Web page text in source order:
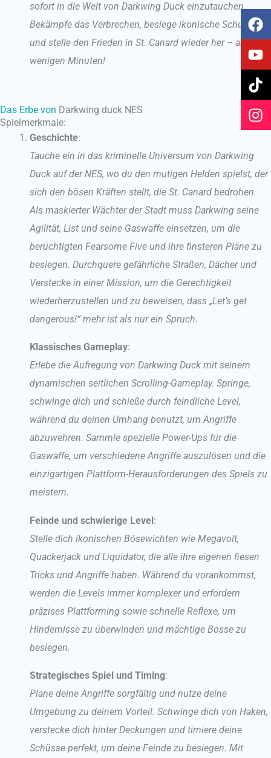
sofort in die Welt von Darkwing Duck einzutauchen.
Bekämpfe das Verbrechen, besiege ikonische Schurken
und stelle den Frieden in St. Canard wieder her – alles in
wenigen Minuten!
Das Erbe von Darkwing duck NES
Spielmerkmale:
Geschichte:
Tauche ein in das kriminelle Universum von Darkwing
Duck auf der NES, wo du den mutigen Helden spielst, der
sich den bösen Kräften stellt, die St. Canard bedrohen.
Als maskierter Wächter der Stadt muss Darkwing seine
Agilität, List und seine Gaswaffe einsetzen, um die
berüchtigten Fearsome Five und ihre finsteren Pläne zu
besiegen. Durchquere gefährliche Straßen, Dächer und
Verstecke in einer Mission, um die Gerechtigkeit
wiederherzustellen und zu beweisen, dass „Let’s get
dangerous!“ mehr ist als nur ein Spruch.
Klassisches Gameplay:
Erlebe die Aufregung von Darkwing Duck mit seinem
dynamischen seitlichen Scrolling-Gameplay. Springe,
schwinge dich und schieße durch feindliche Level,
während du deinen Umhang benutzt, um Angriffe
abzuwehren. Sammle spezielle Power-Ups für die
Gaswaffe, um verschiedene Angriffe auszulösen und die
einzigartigen Plattform-Herausforderungen des Spiels zu
meistern.
Feinde und schwierige Level:
Stelle dich ikonischen Bösewichten wie Megavolt,
Quackerjack und Liquidator, die alle ihre eigenen fiesen
Tricks und Angriffe haben. Während du vorankommst,
werden die Levels immer komplexer und erfordern
präzises Plattforming sowie schnelle Reflexe, um
Hindernisse zu überwinden und mächtige Bosse zu
besiegen.
Strategisches Spiel und Timing:
Plane deine Angriffe sorgfältig und nutze deine
Umgebung zu deinem Vorteil. Schwinge dich von Haken,
verstecke dich hinter Deckungen und timiere deine
Schüsse perfekt, um deine Feinde zu besiegen. Mit
F
a
c
e
b
o
o
k
Y
o
u
t
u
b
e
T
i
k
t
o
k
I
n
s
t
a
g
r
a